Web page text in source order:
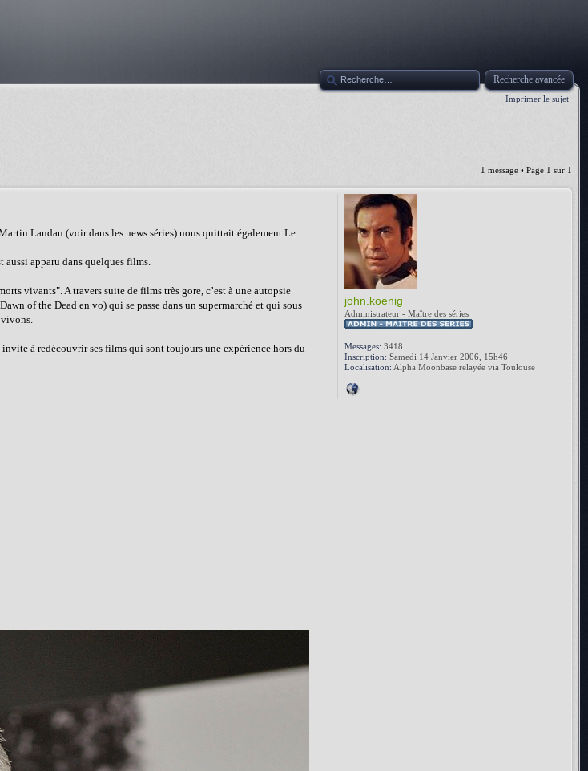
Recherche avancée
Imprimer le sujet
1 message • Page 1 sur 1
Landau (voir dans les news séries) nous quittait également Le
aussi apparu dans quelques films.
vivants". A travers suite de films très gore, c’est à une autopsie
of the Dead en vo) qui se passe dans un supermarché et qui sous
vivons.
à redécouvrir ses films qui sont toujours une expérience hors du
john.koenig
Administrateur - Maître des séries
Messages: 3418
Inscription: Samedi 14 Janvier 2006, 15h46
Localisation: Alpha Moonbase relayée via Toulouse